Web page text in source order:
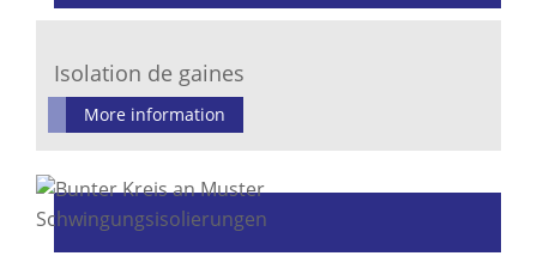
Isolation de gaines
More information